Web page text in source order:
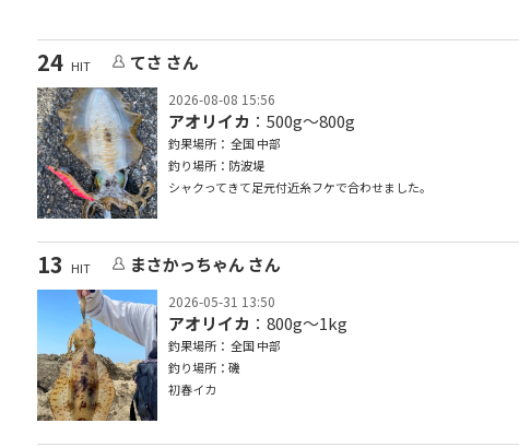
24 HIT てさ さん
2026-08-08 15:56
アオリイカ ：500g〜800g
釣果場所： 全国 中部
釣り場所：防波堤
シャクってきて足元付近糸フケで合わせました。
13 HIT まさかっちゃん さん
2026-05-31 13:50
アオリイカ ：800g〜1kg
釣果場所： 全国 中部
釣り場所：磯
初春イカ